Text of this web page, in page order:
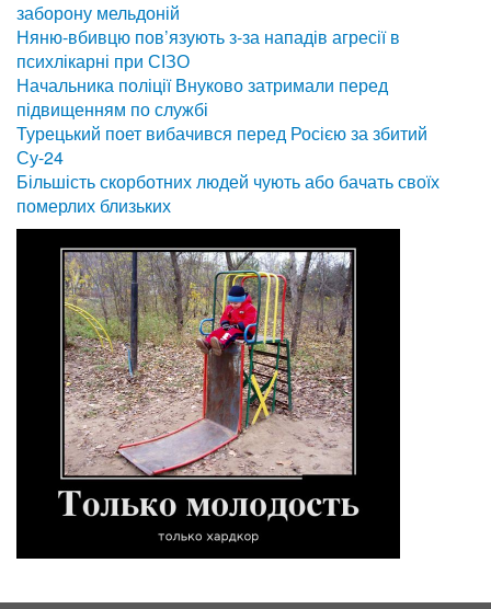
заборону мельдоній
Няню-вбивцю пов’язують з-за нападів агресії в
психлікарні при СІЗО
Начальника поліції Внуково затримали перед
підвищенням по службі
Турецький поет вибачився перед Росією за збитий
Су-24
Більшість скорботних людей чують або бачать своїх
померлих близьких